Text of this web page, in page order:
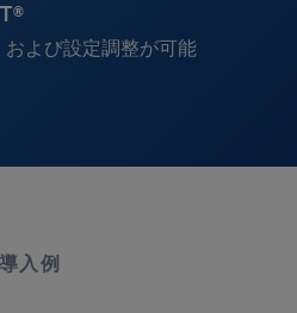
よび設定調整が可能
導入例